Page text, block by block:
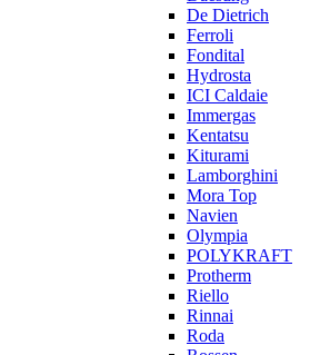
De Dietrich
Ferroli
Fondital
Hydrosta
ICI Caldaie
Immergas
Kentatsu
Kiturami
Lamborghini
Mora Top
Navien
Olympia
POLYKRAFT
Protherm
Riello
Rinnai
Roda